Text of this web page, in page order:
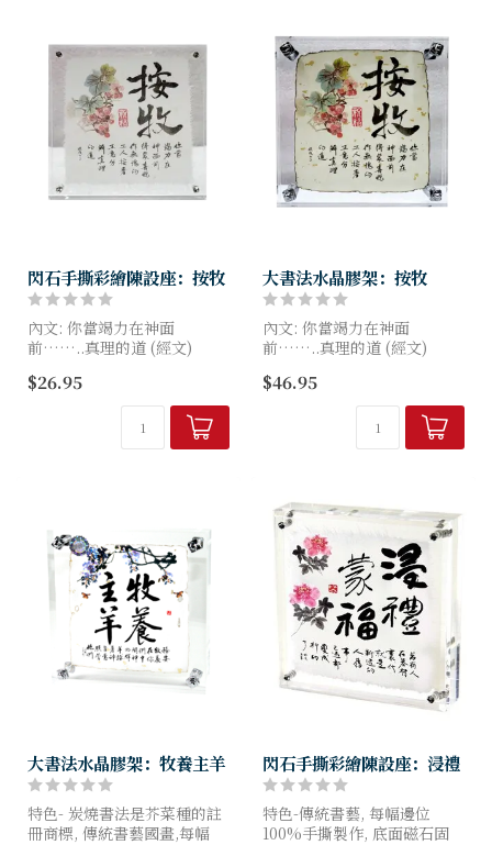
閃石手撕彩繪陳設座：按牧
內文: 你當竭力在神面
前……..真理的道 (經文)
100%手撕製作, 底面磁石固
定, 面鑲嵌奧地利閃石
$26.95
大書法水晶膠架：按牧
內文: 你當竭力在神面
前……..真理的道 (經文)
冊商標, 傳統書藝國畫,每幅
100%全手工炭燒製作, 因此形
狀各異, 亞加力底...
$46.95
大書法水晶膠架：牧養主羊
特色- 炭燒書法是芥菜種的註
冊商標, 傳統書藝國畫,每幅
閃石手撕彩繪陳設座：浸禮
特色-傳統書藝, 每幅邊位
100%手撕製作, 底面磁石固